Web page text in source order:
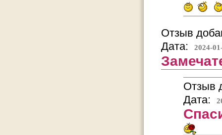
Отзыв
Дата:
2024-
Отзыв
Дата: